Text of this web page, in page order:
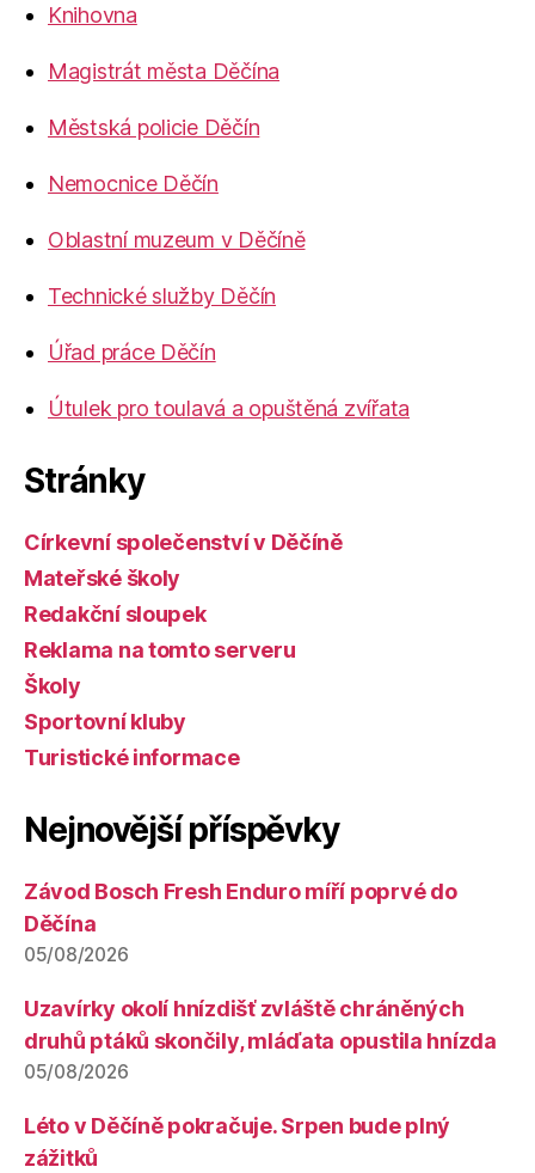
Knihovna
Magistrát města Děčína
Městská policie Děčín
Nemocnice Děčín
Oblastní muzeum v Děčíně
Technické služby Děčín
Úřad práce Děčín
Útulek pro toulavá a opuštěná zvířata
Stránky
Církevní společenství v Děčíně
Mateřské školy
Redakční sloupek
Reklama na tomto serveru
Školy
Sportovní kluby
Turistické informace
Nejnovější příspěvky
Závod Bosch Fresh Enduro míří poprvé do
Děčína
05/08/2026
Uzavírky okolí hnízdišť zvláště chráněných
druhů ptáků skončily, mláďata opustila hnízda
05/08/2026
Léto v Děčíně pokračuje. Srpen bude plný
zážitků